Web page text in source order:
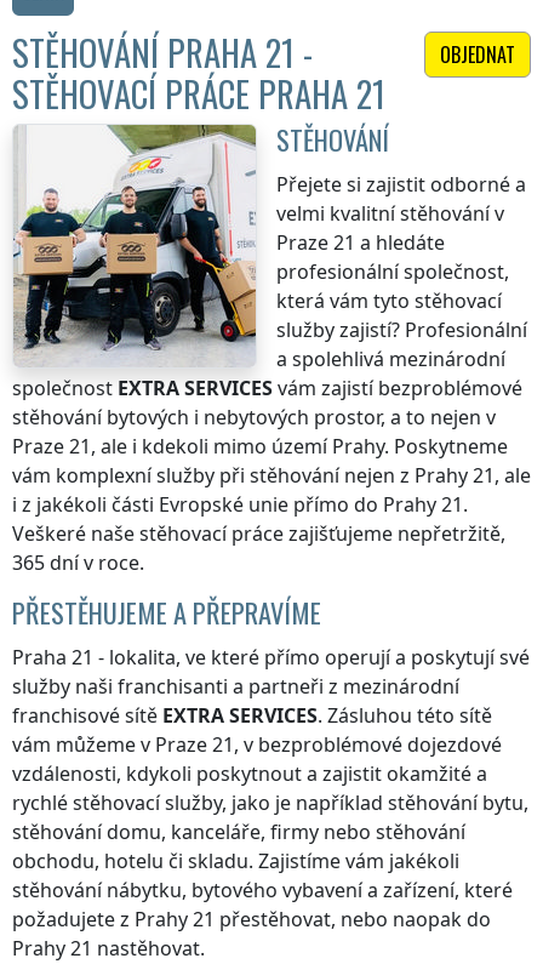
OBJEDNAT
STĚHOVÁNÍ PRAHA 21 -
STĚHOVACÍ PRÁCE PRAHA 21
STĚHOVÁNÍ
Přejete si zajistit odborné a
velmi kvalitní stěhovánív
Praze 21 a hledáte
profesionální společnost,
která vám tyto stěhovací
služby zajistí? Profesionální
a spolehlivá mezinárodní
společnost EXTRA SERVICESvám zajistí bezproblémové
stěhování bytových i nebytových prostor, a to nejen v
Praze 21, ale i kdekoli mimo území Prahy. Poskytneme
vám komplexní služby při stěhování nejen z Prahy 21, ale
i z jakékoli části Evropské unie přímo do Prahy 21.
Veškeré naše stěhovací práce zajišťujeme nepřetržitě,
365 dní v roce.
PŘESTĚHUJEME A PŘEPRAVÍME
Praha 21 - lokalita, ve které přímo operují a poskytují své
služby naši franchisanti a partneři z mezinárodní
franchisové sítě EXTRA SERVICES. Zásluhou této sítě
vám můžemev Praze 21, v bezproblémové dojezdové
vzdálenosti, kdykoli poskytnout a zajistit okamžité a
rychlé stěhovací služby, jako je například stěhování bytu,
stěhování domu, kanceláře, firmy nebo stěhování
obchodu, hotelu či skladu. Zajistíme vám jakékoli
stěhování nábytku, bytového vybavení a zařízení, které
požadujetez Prahy 21 přestěhovat, nebo naopakdo
Prahy 21 nastěhovat.